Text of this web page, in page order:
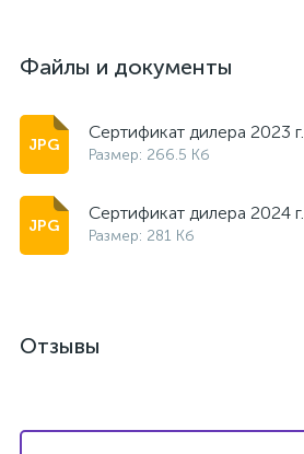
Файлы и документы
Сертификат дилера 2023 г.
Размер: 266.5 Кб
Сертификат дилера 2024 г.
Размер: 281 Кб
Отзывы